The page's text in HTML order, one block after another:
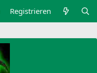
Registrieren